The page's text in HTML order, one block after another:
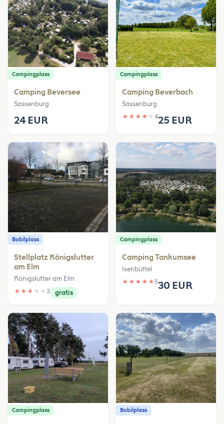
Campingplass
Camping Beversee
Sassenburg
24 EUR
Campingplass
Camping Beverbach
Sassenburg
★ ★ ★ ★ ★ 425 EUR
Bobilplass
Stellplatz Königslutter
am Elm
Königslutter am Elm
★ ★ ★ ★ ★ 3 gratis
Campingplass
Camping Tankumsee
Isenbüttel
★ ★ ★ ★ ★530 EUR
Campingplass Bobilplass